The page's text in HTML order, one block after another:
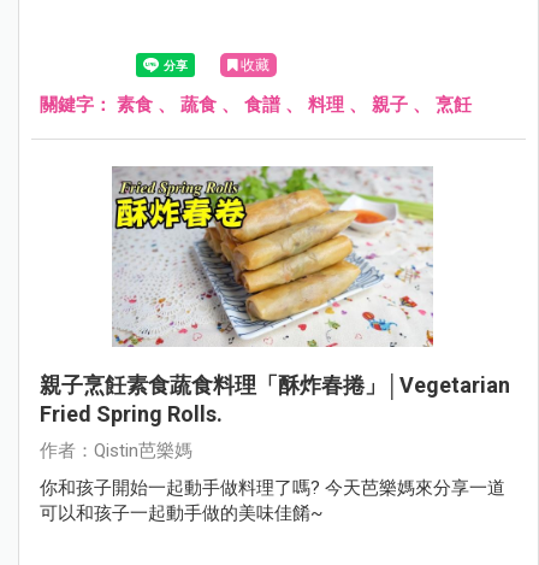
收藏
關鍵字： 素食 、 蔬食 、 食譜 、 料理 、 親子 、 烹飪
親子烹飪素食蔬食料理「酥炸春捲」│Vegetarian
Fried Spring Rolls.
作者：Qistin芭樂媽
你和孩子開始一起動手做料理了嗎? 今天芭樂媽來分享一道
可以和孩子一起動手做的美味佳餚~